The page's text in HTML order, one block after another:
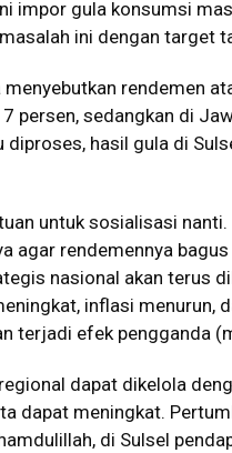
impor gula konsumsi
ini dengan target
rendemen
persen, sedangkan di
hasil gula di
untuk sosialisasi
agar rendemennya
nasional akan terus
inflasi menurun,
terjadi efek pengganda
dapat dikelola
dapat meningkat.
di Sulsel